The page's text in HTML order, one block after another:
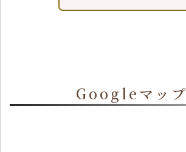
Googleマップ